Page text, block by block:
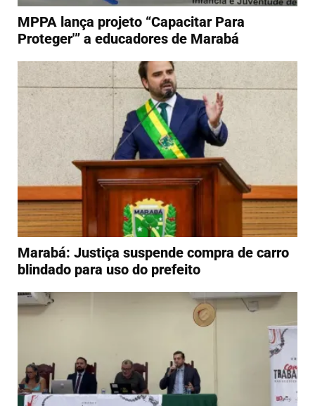
MPPA lança projeto “Capacitar Para
Proteger'” a educadores de Marabá
Marabá: Justiça suspende compra de carro
blindado para uso do prefeito